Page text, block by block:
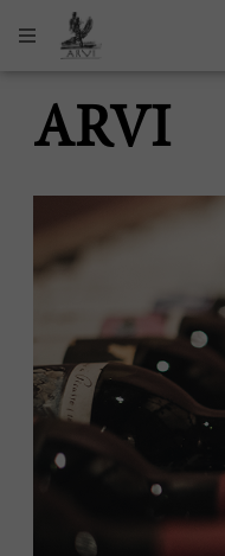
ARVI